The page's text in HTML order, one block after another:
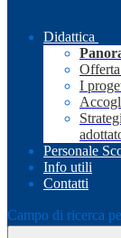
Didattica
I
Personale
Info utili
Contatti
Campo di ricerca